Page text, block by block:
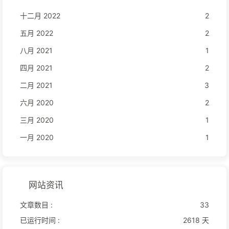
十二月 2022
2
五月 2022
2
八月 2021
1
四月 2021
2
二月 2021
3
六月 2020
2
三月 2020
1
一月 2020
1
网站资讯
文章数目 :
33
已运行时间 :
2618 天